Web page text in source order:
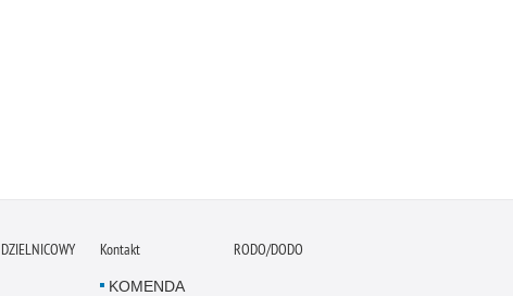
Kontakt
KOMENDA
RODO/DODO